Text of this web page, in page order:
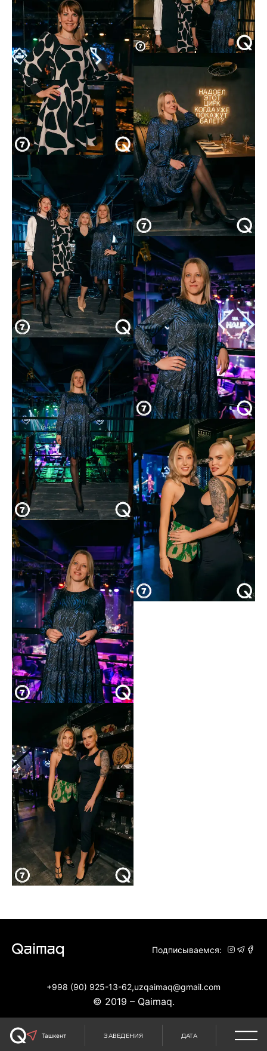
Подписываемся:
+998 (90) 925-13-62,uzqaimaq@gmail.com
© 2019 – Qaimaq.
Ташкент ЗАВЕДЕНИЯ ДАТА